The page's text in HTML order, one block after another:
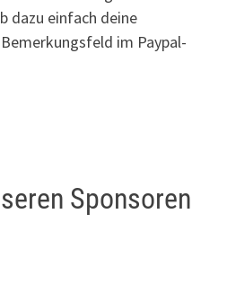
dazu einfach deine
im Paypal-
Sponsoren